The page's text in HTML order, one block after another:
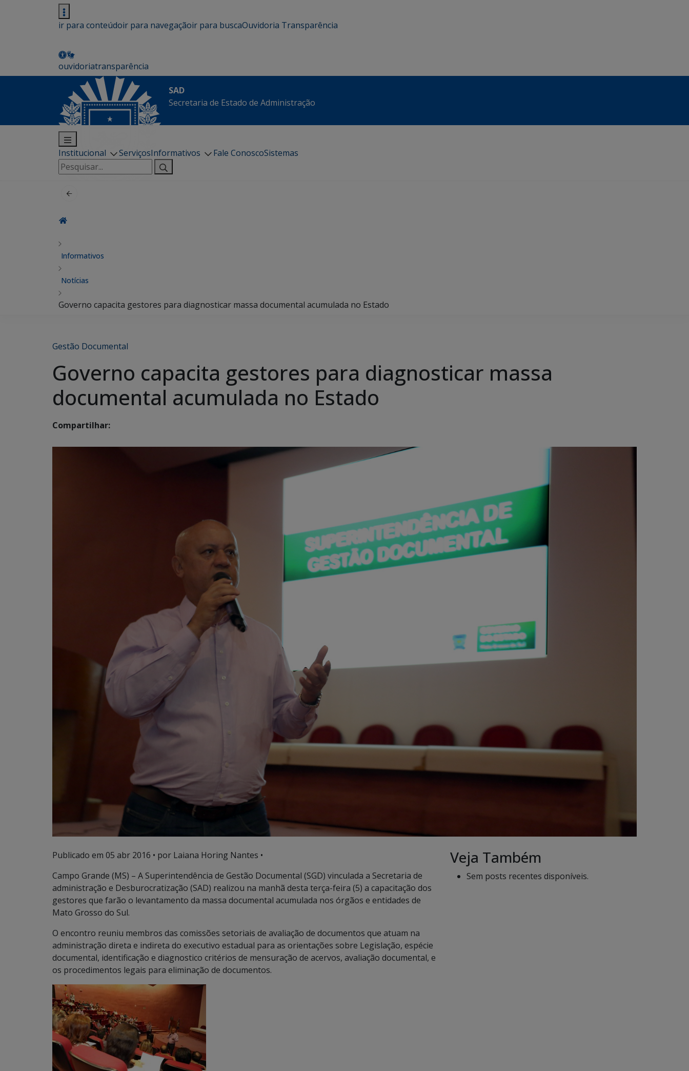
ir para conteúdoir para navegaçãoir para buscaOuvidoria Transparência
ouvidoriatransparência
SAD
Secretaria de Estado de Administração
Institucional ServiçosInformativos Fale ConoscoSistemas
Pesquisar
por:
Informativos
Notícias
Governo capacita gestores para diagnosticar massa documental acumulada no Estado
Gestão Documental
Governo capacita gestores para diagnosticar massa
documental acumulada no Estado
Compartilhar:
Publicado em 05 abr 2016 • por Laiana Horing Nantes •
Campo Grande (MS) – A Superintendência de Gestão Documental (SGD) vinculada a Secretaria de
administração e Desburocratização (SAD) realizou na manhã desta terça-feira (5) a capacitação dos
gestores que farão o levantamento da massa documental acumulada nos órgãos e entidades de
Mato Grosso do Sul.
O encontro reuniu membros das comissões setoriais de avaliação de documentos que atuam na
administração direta e indireta do executivo estadual para as orientações sobre Legislação, espécie
documental, identificação e diagnostico critérios de mensuração de acervos, avaliação documental, e
os procedimentos legais para eliminação de documentos.
Veja Também
Sem posts recentes disponíveis.